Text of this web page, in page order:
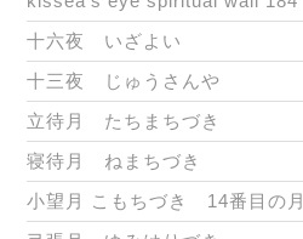
十六夜 いざよい
十三夜 じゅうさんや
立待月 たちまちづき
寝待月 ねまちづき
小望月 こもちづき 14番目の月